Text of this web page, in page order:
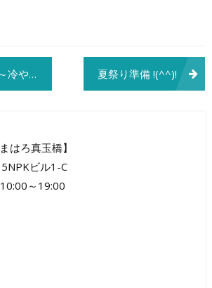
～冷やし中華作り～ 夏祭り準備 !(^^)!
はろ真玉橋】
ビル1-C
～19:00